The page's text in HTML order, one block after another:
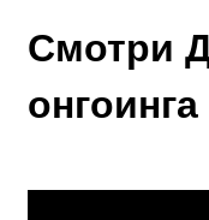
Смотри
онгоинга